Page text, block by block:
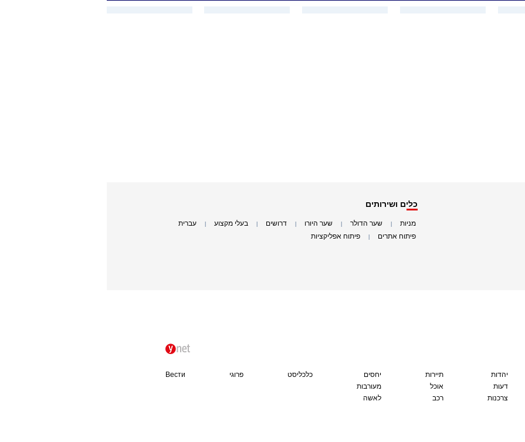
כלים ושירותים
מניות שער הדולר שער היורו דרושים בעלי מקצוע עברית
פיתוח אתרים פיתוח אפליקציות
יהדות
דעות
צרכנות
תיירות
אוכל
רכב
יחסים
מעורבות
לאשה
כלכליסט פרוגי Вести